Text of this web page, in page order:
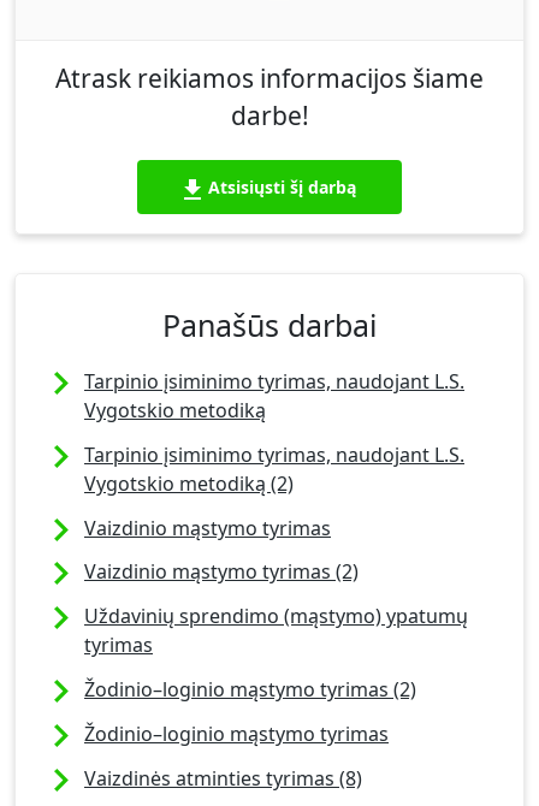
Atrask reikiamos informacijos šiame
darbe!
Atsisiųsti šį darbą
Panašūs darbai
Tarpinio įsiminimo tyrimas, naudojant L.S.
Vygotskio metodiką
Tarpinio įsiminimo tyrimas, naudojant L.S.
Vygotskio metodiką (2)
Vaizdinio mąstymo tyrimas
Vaizdinio mąstymo tyrimas (2)
Uždavinių sprendimo (mąstymo) ypatumų
tyrimas
Žodinio–loginio mąstymo tyrimas (2)
Žodinio–loginio mąstymo tyrimas
Vaizdinės atminties tyrimas (8)